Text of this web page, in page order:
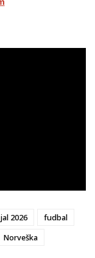
2026
fudbal
Norveška